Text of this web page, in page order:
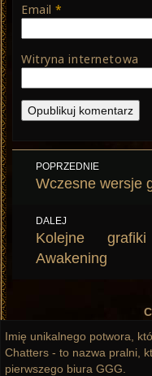
Email*
Witryna internetowa
Nawigacja
wpisu
POPRZEDNIE
Poprzedni
Wczesne wersje
DALEJ
Następny
wpis:
Kolejne
Awakening
Imię unikalnego potwora,
Chatters - to nazwa pralni,
pierwszego biura GGG.